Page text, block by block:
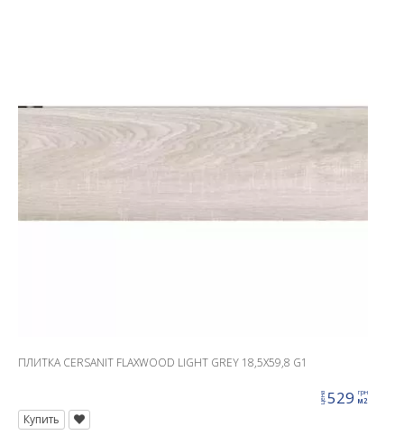
ПЛИТКА CERSANIT FLAXWOOD LIGHT GREY 18,5X59,8 G1
цена529 грн
м2
Купить